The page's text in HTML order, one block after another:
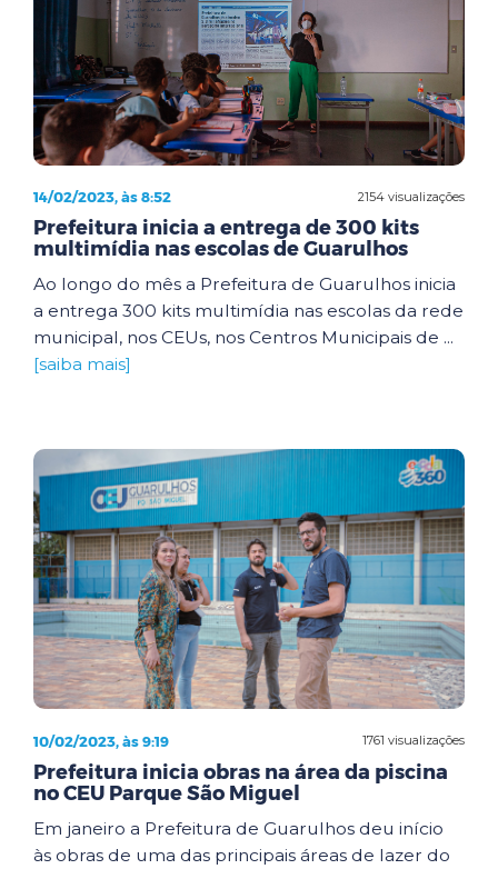
2154 visualizações
14/02/2023, às 8:52
Prefeitura inicia a entrega de 300 kits
multimídia nas escolas de Guarulhos
Ao longo do mês a Prefeitura de Guarulhos inicia
a entrega 300 kits multimídia nas escolas da rede
municipal, nos CEUs, nos Centros Municipais de ...
[saiba mais]
1761 visualizações
10/02/2023, às 9:19
Prefeitura inicia obras na área da piscina
no CEU Parque São Miguel
Em janeiro a Prefeitura de Guarulhos deu início
às obras de uma das principais áreas de lazer do